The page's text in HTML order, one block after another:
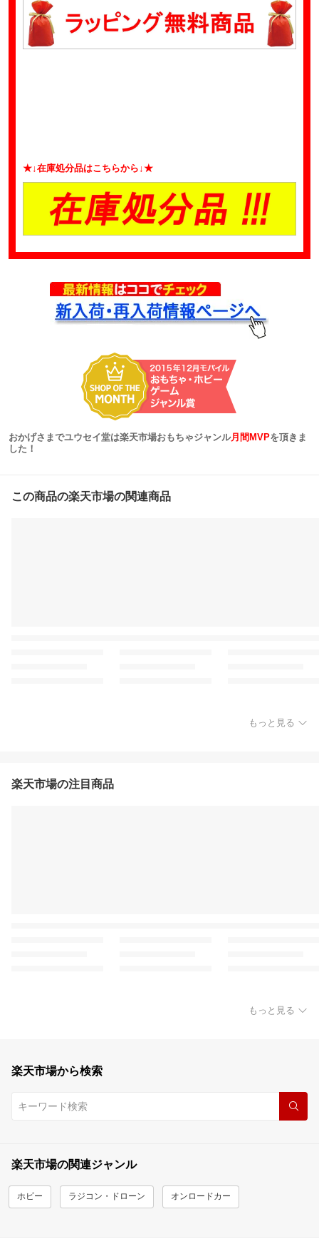
★↓在庫処分品はこちらから↓★
おかげさまでユウセイ堂は楽天市場おもちゃジャンル月間MVPを頂きま
した！
この商品の楽天市場の関連商品
もっと見る
楽天市場の注目商品
もっと見る
楽天市場から検索
楽天市場の関連ジャンル
ホビー ラジコン・ドローン オンロードカー